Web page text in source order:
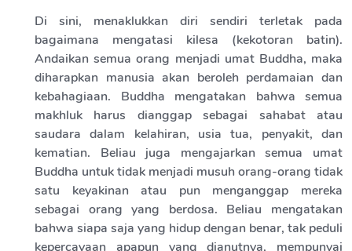
Di sini, menaklukkan diri sendiri terletak pada
bagaimana mengatasi kilesa (kekotoran batin).
Andaikan semua orang menjadi umat Buddha, maka
diharapkan manusia akan beroleh perdamaian dan
kebahagiaan. Buddha mengatakan bahwa semua
makhluk harus dianggap sebagai sahabat atau
saudara dalam kelahiran, usia tua, penyakit, dan
kematian. Beliau juga mengajarkan semua umat
Buddha untuk tidak menjadi musuh orang-orang tidak
satu keyakinan atau pun menganggap mereka
sebagai orang yang berdosa. Beliau mengatakan
bahwa siapa saja yang hidup dengan benar, tak peduli
kepercayaan apapun yang dianutnya, mempunyai